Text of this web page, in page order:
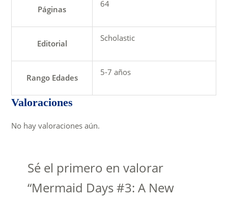
Páginas
64
Editorial
Scholastic
Rango Edades
5-7 años
Valoraciones
No hay valoraciones aún.
Sé el primero en valorar
“Mermaid Days #3: A New